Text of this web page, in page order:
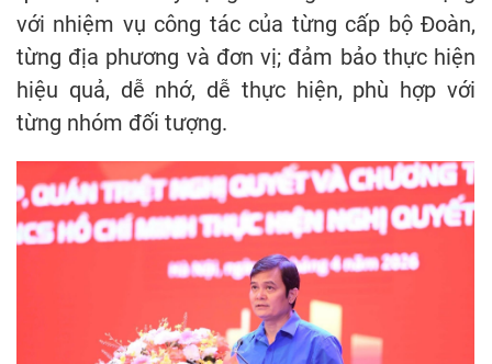
với nhiệm vụ công tác của từng cấp bộ Đoàn,
từng địa phương và đơn vị; đảm bảo thực hiện
hiệu quả, dễ nhớ, dễ thực hiện, phù hợp với
từng nhóm đối tượng.